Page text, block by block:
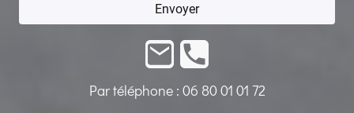
Envoyer
Par téléphone : 06 80 01 01 72